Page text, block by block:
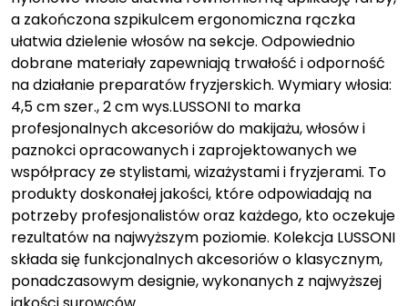
a zakończona szpikulcem ergonomiczna rączka
ułatwia dzielenie włosów na sekcje. Odpowiednio
dobrane materiały zapewniają trwałość i odporność
na działanie preparatów fryzjerskich. Wymiary włosia:
4,5 cm szer., 2 cm wys.LUSSONI to marka
profesjonalnych akcesoriów do makijażu, włosów i
paznokci opracowanych i zaprojektowanych we
współpracy ze stylistami, wizażystami i fryzjerami. To
produkty doskonałej jakości, które odpowiadają na
potrzeby profesjonalistów oraz każdego, kto oczekuje
rezultatów na najwyższym poziomie. Kolekcja LUSSONI
składa się funkcjonalnych akcesoriów o klasycznym,
ponadczasowym designie, wykonanych z najwyższej